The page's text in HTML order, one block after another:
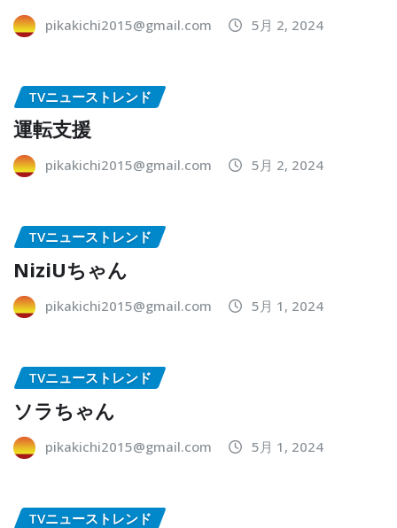
pikakichi2015@gmail.com 5月 2, 2024
TVニューストレンド
運転支援
pikakichi2015@gmail.com 5月 2, 2024
TVニューストレンド
NiziUちゃん
pikakichi2015@gmail.com 5月 1, 2024
TVニューストレンド
ソラちゃん
pikakichi2015@gmail.com 5月 1, 2024
TVニューストレンド